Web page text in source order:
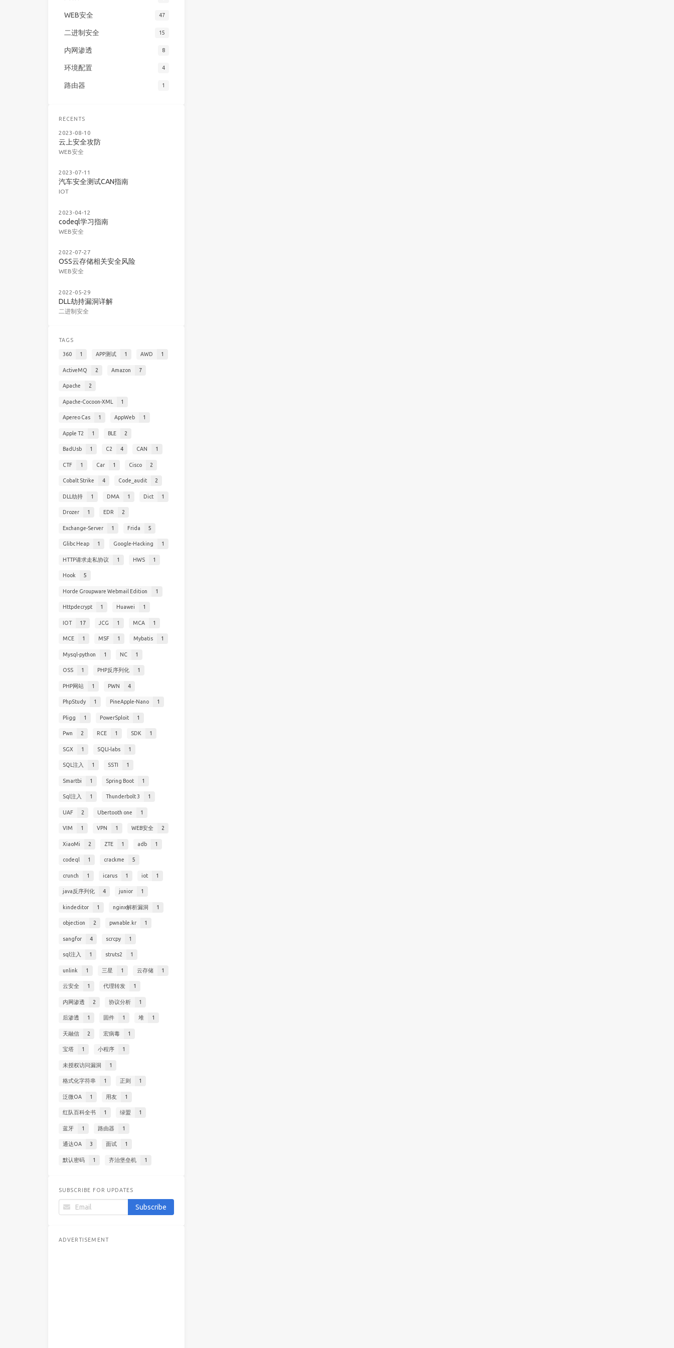
WEB安全 47
二进制安全 15
内网渗透 8
环境配置 4
路由器 1
RECENTS
2023-08-10
云上安全攻防
WEB安全
2023-07-11
汽车安全测试CAN指南
IOT
2023-04-12
codeql学习指南
WEB安全
2022-07-27
OSS云存储相关安全风险
WEB安全
2022-05-29
DLL劫持漏洞详解
二进制安全
TAGS
360 1 APP测试 1 AWD 1
ActiveMQ 2 Amazon 7
Apache 2
Apache-Cocoon-XML 1
Apereo Cas 1 AppWeb 1
Apple T2 1 BLE 2
BadUsb 1 C2 4 CAN 1
CTF 1 Car 1 Cisco 2
Cobalt Strike 4 Code_audit 2
DLL劫持 1 DMA 1 Dict 1
Drozer 1 EDR 2
Exchange-Server 1 Frida 5
Glibc Heap 1 Google-Hacking 1
HTTP请求走私协议 1 HWS 1
Hook 5
Horde Groupware Webmail Edition 1
Httpdecrypt 1 Huawei 1
IOT 17 JCG 1 MCA 1
MCE 1 MSF 1 Mybatis 1
Mysql-python 1 NC 1
OSS 1 PHP反序列化 1
PHP网站 1 PWN 4
PhpStudy 1 PineApple-Nano 1
Pligg 1 PowerSploit 1
Pwn 2 RCE 1 SDK 1
SGX 1 SQLI-labs 1
SQL注入 1 SSTI 1
Smartbi 1 Spring Boot 1
Sql注入 1 Thunderbolt 3 1
UAF 2 Ubertooth one 1
VIM 1 VPN 1 WEB安全 2
XiaoMi 2 ZTE 1 adb 1
codeql 1 crackme 5
crunch 1 icarus 1 iot 1
java反序列化 4 junior 1
kindeditor 1 nginx解析漏洞 1
objection 2 pwnable.kr 1
sangfor 4 scrcpy 1
sql注入 1 struts2 1
unlink 1 三星 1 云存储 1
云安全 1 代理转发 1
内网渗透 2 协议分析 1
后渗透 1 固件 1 堆 1
天融信 2 宏病毒 1
宝塔 1 小程序 1
未授权访问漏洞 1
格式化字符串 1 正则 1
泛微OA 1 用友 1
红队百科全书 1 绿盟 1
蓝牙 1 路由器 1
通达OA 3 面试 1
默认密码 1 齐治堡垒机 1
SUBSCRIBE FOR UPDATES
ADVERTISEMENT